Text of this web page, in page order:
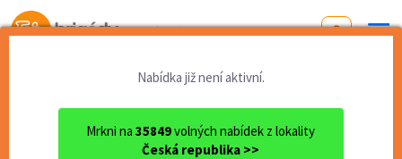
Od první brigády
Nabídka již není aktivní.
Mrkni na35849volných nabídek z lokality
Česká republika >>
Vysočina
okres Jihlava
Jihlava
Buď náš obchodník/ce - atra...